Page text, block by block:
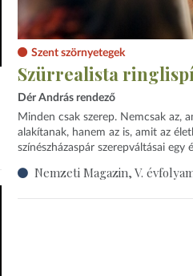
Szent szörnyetegek
Szürrealista
Dér András rendező
Minden csak szerep. Nemcsak az,
alakítanak, hanem az is, amit az
színészházaspár szerepváltásai egy
Nemzeti Magazin, V.